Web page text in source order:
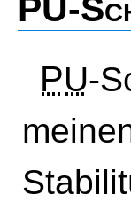
PU-
PU-